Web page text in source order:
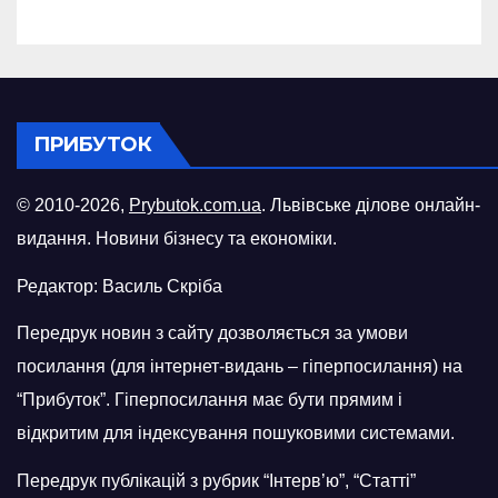
ПРИБУТОК
© 2010-2026, Prybutok.com.ua. Львівське ділове онлайн-
видання. Новини бізнесу та економіки.
Редактор: Василь Скріба
Передрук новин з сайту дозволяється за умови
посилання (для інтернет-видань – гіперпосилання) на
“Прибуток”. Гіперпосилання має бути прямим і
відкритим для індексування пошуковими системами.
Передрук публікацій з рубрик “Інтерв’ю”, “Статті”